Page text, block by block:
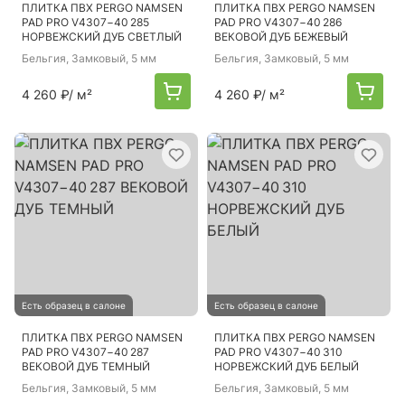
ПЛИТКА ПВХ PERGO NAMSEN
PAD PRO V4307−40 285
НОРВЕЖСКИЙ ДУБ СВЕТЛЫЙ
Бельгия, Замковый, 5 мм
4 260 ₽/ м²
ПЛИТКА ПВХ PERGO NAMSEN
PAD PRO V4307−40 286
ВЕКОВОЙ ДУБ БЕЖЕВЫЙ
Бельгия, Замковый, 5 мм
4 260 ₽/ м²
Есть образец в салоне
ПЛИТКА ПВХ PERGO NAMSEN
PAD PRO V4307−40 287
ВЕКОВОЙ ДУБ ТЕМНЫЙ
Бельгия, Замковый, 5 мм
Есть образец в салоне
ПЛИТКА ПВХ PERGO NAMSEN
PAD PRO V4307−40 310
НОРВЕЖСКИЙ ДУБ БЕЛЫЙ
Бельгия, Замковый, 5 мм